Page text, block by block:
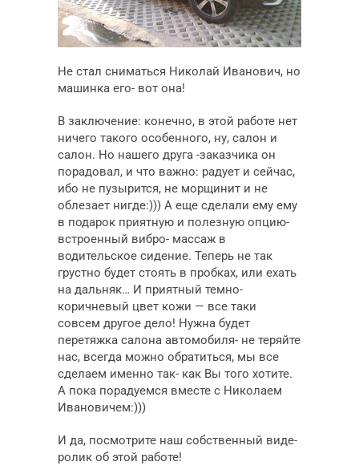
Не стал сниматься Николай Иванович, но
машинка его- вот она!
В заключение: конечно, в этой работе нет
ничего такого особенного, ну, салон и
салон. Но нашего друга -заказчика он
порадовал, и что важно: радует и сейчас,
ибо не пузырится, не морщинит и не
облезает нигде:))) А еще сделали ему ему
в подарок приятную и полезную опцию-
встроенный вибро- массаж в
водительское сидение. Теперь не так
грустно будет стоять в пробках, или ехать
на дальняк… И приятный темно-
коричневый цвет кожи — все таки
совсем другое дело! Нужна будет
перетяжка салона автомобиля- не теряйте
нас, всегда можно обратиться, мы все
сделаем именно так- как Вы того хотите.
А пока порадуемся вместе с Николаем
Ивановичем:)))
И да, посмотрите наш собственный виде-
ролик об этой работе!